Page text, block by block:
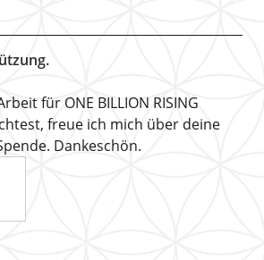
für ONE BILLION RISING
freue ich mich über deine
Dankeschön.